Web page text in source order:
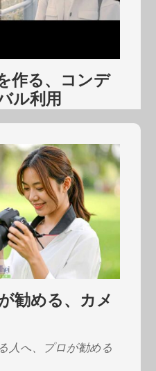
作る、コンデ
ル利用
映画っぽい動画にし
勧める、カメ
人へ、プロが勧める